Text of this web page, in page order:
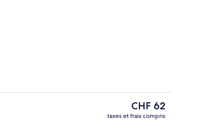
Le
prix
CHF 62
taxes et frais compris